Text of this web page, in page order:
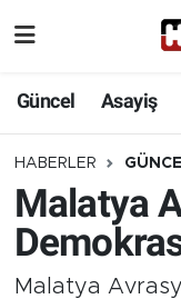
Güncel Asayiş
HABERLER
Malatya
Malatya
Eğitim
Türkiye
Sağlık